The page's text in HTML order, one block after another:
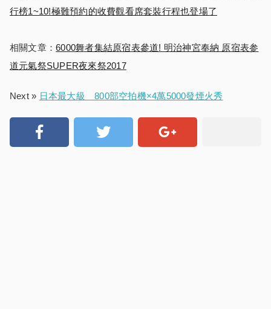
行榜1~10!極難預約的收費觀看席套裝行程也登場了
相關文章：6000舞者集結原宿表參道! 明治神宮奉納 原宿表参
道元氣祭SUPER夜來祭2017
Next » 日本最大級 800部空拍機×4萬5000發煙火秀